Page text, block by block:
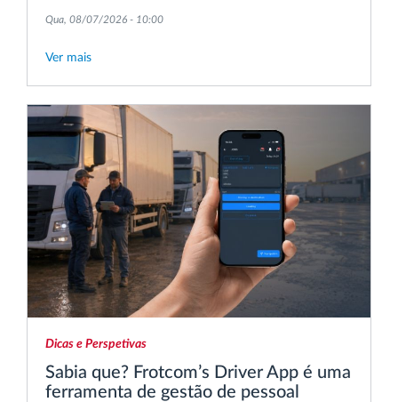
Qua, 08/07/2026 - 10:00
Ver mais
Dicas e Perspetivas
Sabia que? Frotcom’s Driver App é uma
ferramenta de gestão de pessoal